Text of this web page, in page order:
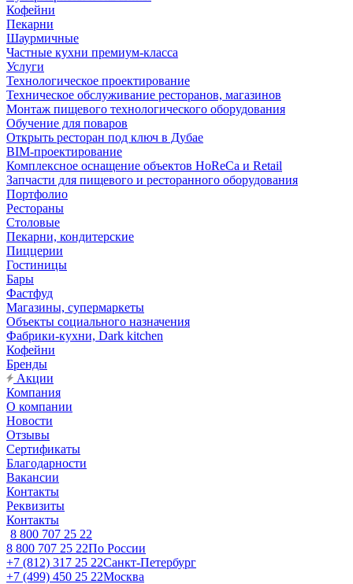
Кофейни
Пекарни
Шаурмичные
Частные кухни премиум-класса
Услуги
Технологическое проектирование
Техническое обслуживание ресторанов, магазинов
Монтаж пищевого технологического оборудования
Обучение для поваров
Открыть ресторан под ключ в Дубае
BIM-проектирование
Комплексное оснащение объектов HoReCa и Retail
Запчасти для пищевого и ресторанного оборудования
Портфолио
Рестораны
Столовые
Пекарни, кондитерские
Пиццерии
Гостиницы
Бары
Фастфуд
Магазины, супермаркеты
Объекты социального назначения
Фабрики-кухни, Dark kitchen
Кофейни
Бренды
Акции
Компания
О компании
Новости
Отзывы
Сертификаты
Благодарности
Вакансии
Контакты
Реквизиты
Контакты
8 800 707 25 22
8 800 707 25 22По России
+7 (812) 317 25 22Санкт-Петербург
+7 (499) 450 25 22Москва